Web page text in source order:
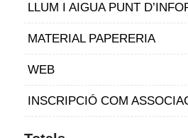
LLUM I AIGUA PUNT
MATERIAL PAPERERIA
WEB
INSCRIPCIÓ COM